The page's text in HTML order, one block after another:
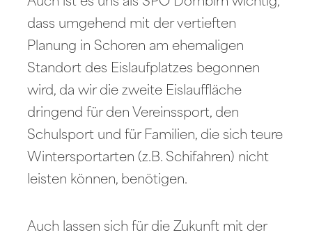
dass umgehend mit der vertieften
Planung in Schoren am ehemaligen
Standort des Eislaufplatzes begonnen
wird, da wir die zweite Eislauffläche
dringend für den Vereinssport, den
Schulsport und für Familien, die sich teure
Wintersportarten (z.B. Schifahren) nicht
leisten können, benötigen.
Auch lassen sich für die Zukunft mit der